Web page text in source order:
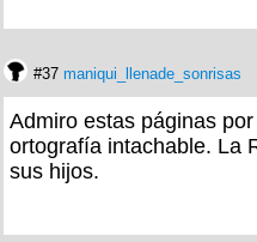
#37 maniqui_llenade_sonrisas
Admiro estas páginas
ortografía intachable. La
sus hijos.